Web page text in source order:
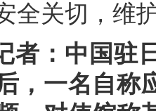
全关切，维
者：中国驻
，一名自称